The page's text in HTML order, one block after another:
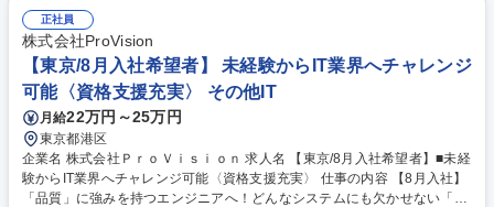
ームを編成し業務を行うため先輩の指導のもとで着実に経験を広げられま
す。当社のプロジェクト遂行力の高さは社外から多くの高評価を頂いてい
ます。 募集職種 【中野坂上/SE：未経験歓迎】4ヶ月のエンジニア研修/約
93％が未経験から成長
正社員
株式会社ProVision
【東京/8月入社希望者】 未経験からIT業界へチャレンジ
可能〈資格支援充実〉 その他IT
月給22万円～25万円
東京都港区
企業名 株式会社ＰｒｏＶｉｓｉｏｎ 求人名 【東京/8月入社希望者】■未経
験からIT業界へチャレンジ可能〈資格支援充実〉 仕事の内容 【8月入社】
「品質」に強みを持つエンジニアへ！どんなシステムにも欠かせない「品